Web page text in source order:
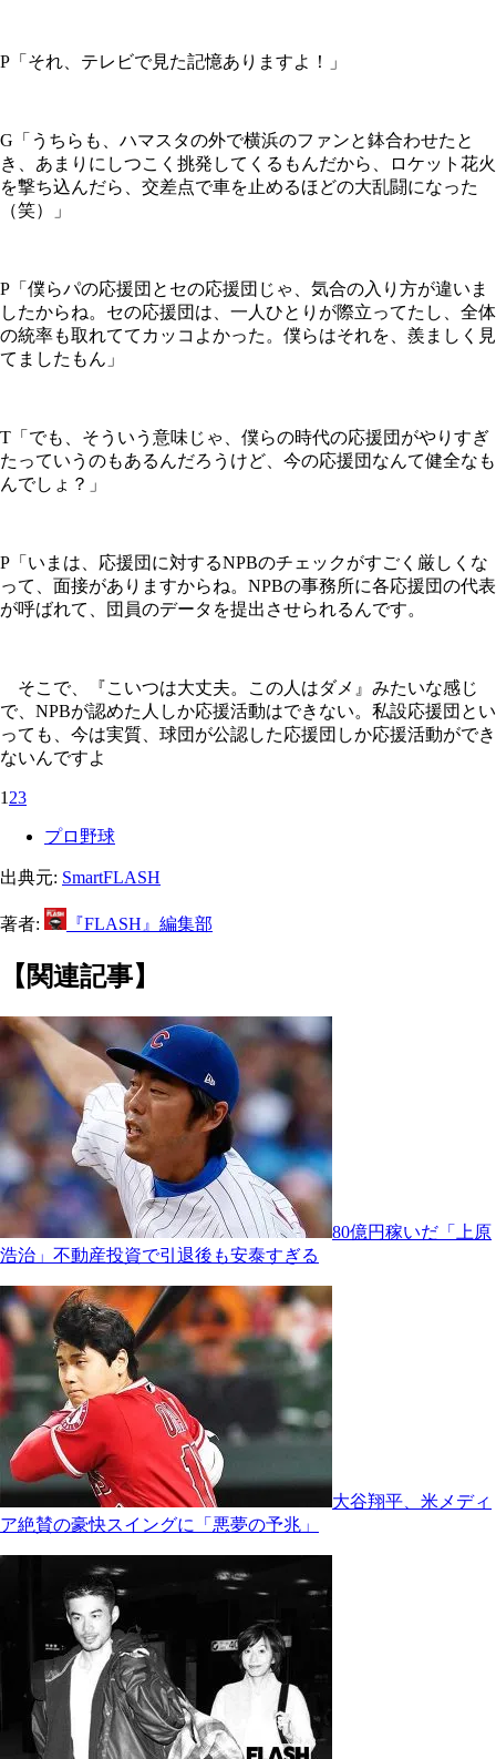
P「それ、テレビで見た記憶ありますよ！」
G「うちらも、ハマスタの外で横浜のファンと鉢合わせたと
き、あまりにしつこく挑発してくるもんだから、ロケット花火
を撃ち込んだら、交差点で車を止めるほどの大乱闘になった
（笑）」
P「僕らパの応援団とセの応援団じゃ、気合の入り方が違いま
したからね。セの応援団は、一人ひとりが際立ってたし、全体
の統率も取れててカッコよかった。僕らはそれを、羨ましく見
てましたもん」
T「でも、そういう意味じゃ、僕らの時代の応援団がやりすぎ
たっていうのもあるんだろうけど、今の応援団なんて健全なも
んでしょ？」
P「いまは、応援団に対するNPBのチェックがすごく厳しくな
って、面接がありますからね。NPBの事務所に各応援団の代表
が呼ばれて、団員のデータを提出させられるんです。
そこで、『こいつは大丈夫。この人はダメ』みたいな感じ
で、NPBが認めた人しか応援活動はできない。私設応援団とい
っても、今は実質、球団が公認した応援団しか応援活動ができ
ないんですよ
1 23
プロ野球
出典元: SmartFLASH
著者: 『FLASH』編集部
【関連記事】
80億円稼いだ「上原
浩治」不動産投資で引退後も安泰すぎる
大谷翔平、米メディ
ア絶賛の豪快スイングに「悪夢の予兆」